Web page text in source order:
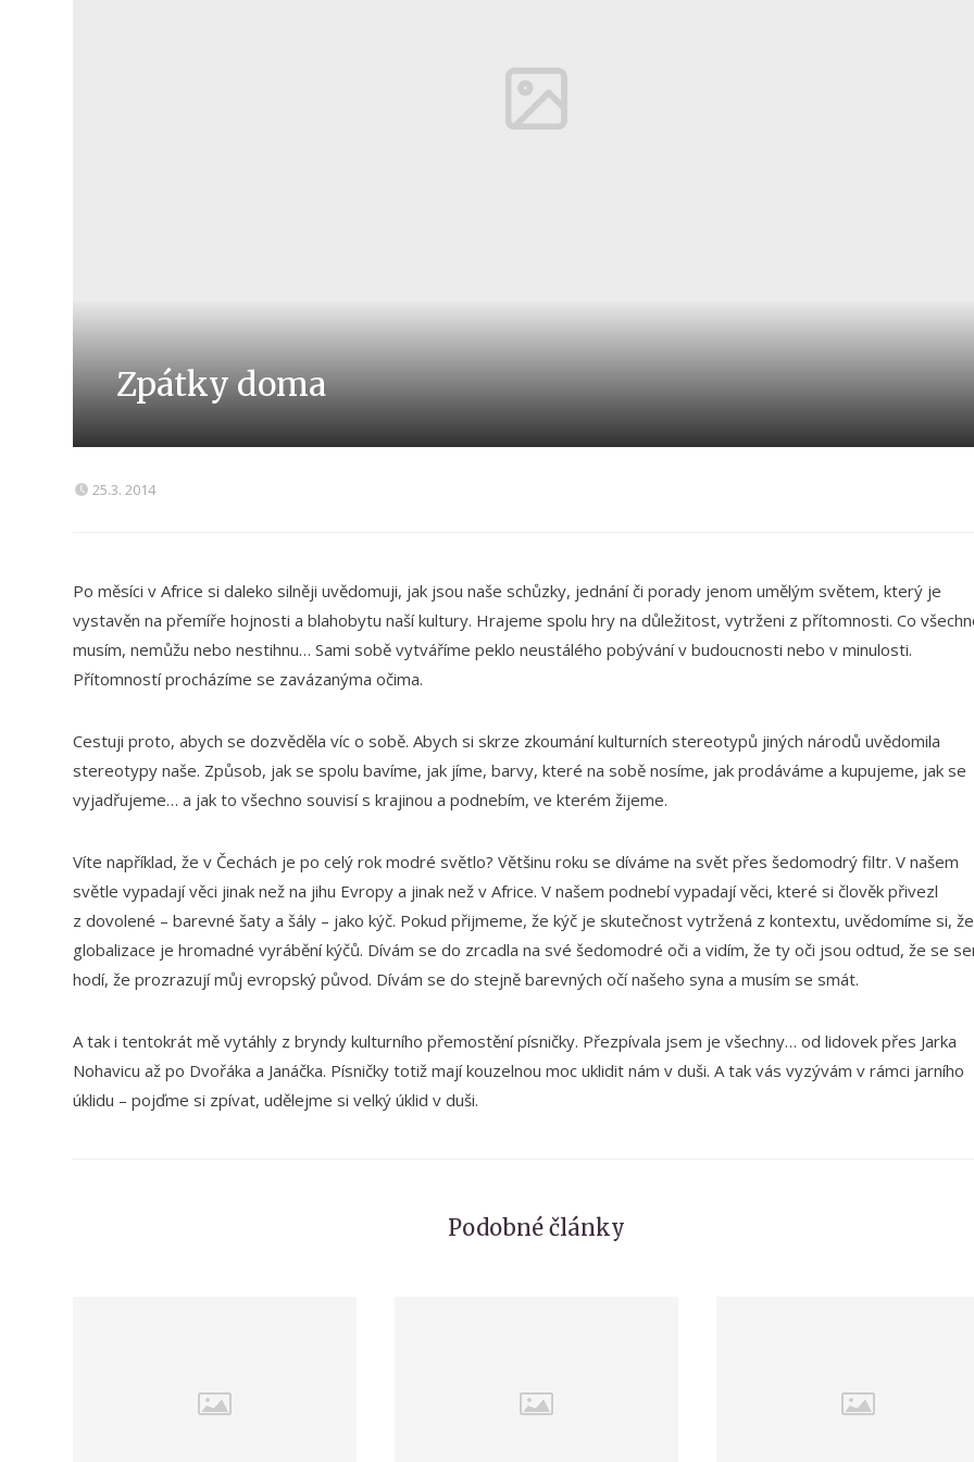
Zpátky doma
25.3. 2014
Po měsíci v Africe si daleko silněji uvědomuji, jak jsou naše schůzky, jednání či porady jenom umělým světem, který je
vystavěn na přemíře hojnosti a blahobytu naší kultury. Hrajeme spolu hry na důležitost, vytrženi z přítomnosti. Co
musím, nemůžu nebo nestihnu… Sami sobě vytváříme peklo neustálého pobývání v budoucnosti nebo v minulosti.
Přítomností procházíme se zavázanýma očima.
Cestuji proto, abych se dozvěděla víc o sobě. Abych si skrze zkoumání kulturních stereotypů jiných národů uvědomila
stereotypy naše. Způsob, jak se spolu bavíme, jak jíme, barvy, které na sobě nosíme, jak prodáváme a kupujeme, jak se
vyjadřujeme… a jak to všechno souvisí s krajinou a podnebím, ve kterém žijeme.
Víte například, že v Čechách je po celý rok modré světlo? Většinu roku se díváme na svět přes šedomodrý filtr. V našem
světle vypadají věci jinak než na jihu Evropy a jinak než v Africe. V našem podnebí vypadají věci, které si člověk přivezl
z dovolené – barevné šaty a šály – jako kýč. Pokud přijmeme, že kýč je skutečnost vytržená z kontextu, uvědomíme si, že
globalizace je hromadné vyrábění kýčů. Dívám se do zrcadla na své šedomodré oči a vidím, že ty oči jsou odtud, že se
hodí, že prozrazují můj evropský původ. Dívám se do stejně barevných očí našeho syna a musím se smát.
A tak i tentokrát mě vytáhly z bryndy kulturního přemostění písničky. Přezpívala jsem je všechny… od lidovek přes Jarka
Nohavicu až po Dvořáka a Janáčka. Písničky totiž mají kouzelnou moc uklidit nám v duši. A tak vás vyzývám v rámci jarního
úklidu – pojďme si zpívat, udělejme si velký úklid v duši.
Podobné články